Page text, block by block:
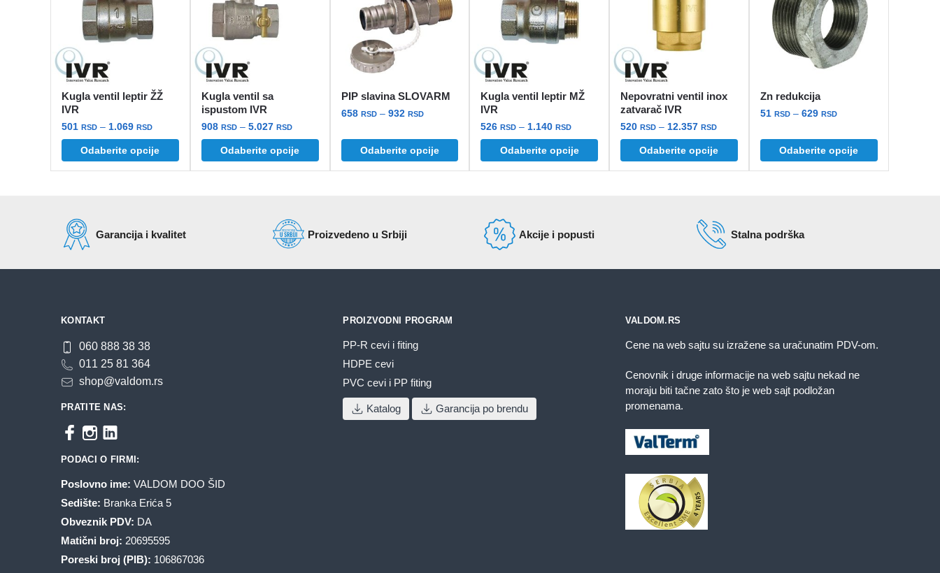
Kugla ventil leptir ŽŽ
IVR
501RSD – 1.069RSDRaspon
cena:
od
501 rsd
Odaberite opcije
Ovaj
proizvod
varijanti.
Opcije
biti
stranici
proizvoda.
Kugla ventil sa
ispustom IVR
908 RSD – 5.027 RSDRaspon
cena:
od
908 rsd
Odaberite opcije
Ovaj
proizvod
biti
PIP slavina SLOVARM
658 RSD – 932 RSDRaspon
658 rsd
do
Odaberite opcije
Ovaj
proizvod
ima
mogu
Kugla ventil leptir MŽ
IVR
526RSD – 1.140RSDRaspon
cena:
od
526 rsd
Odaberite opcije
Ovaj
proizvod
varijanti.
Opcije
biti
Nepovratni ventil inox
zatvarač IVR
520RSD – 12.357RSDRaspon
cena:
od
520 rsd
Odaberite opcije
Ovaj
proizvod
biti
stranici
proizvoda.
Zn redukcija
51 RSD – 629 RSDRaspon
51 rsd
do
Odaberite opcije
Ovaj
proizvod
ima
mogu
Garancija i kvalitet Proizvedeno u Srbiji Akcije i popusti Stalna podrška
KONTAKT
060 888 38 38
011 25 81 364
shop@valdom.rs
PRATITE NAS:
PODACI O FIRMI:
Poslovno ime: VALDOM DOO ŠID
Sedište: Branka Erića 5
Obveznik PDV: DA
Matični broj: 20695595
Poreski broj (PIB): 106867036
PROIZVODNI PROGRAM
PP-R cevi i fiting
HDPE cevi
PVC cevi i PP fiting
Katalog Garancija po brendu
VALDOM.RS
Cene na web sajtu su izražene sa uračunatim PDV-om.
Cenovnik i druge informacije na web sajtu nekad ne
moraju biti tačne zato što je web sajt podložan
promenama.